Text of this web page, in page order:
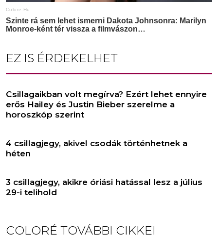
EZ IS ÉRDEKELHET
Csillagaikban volt megírva? Ezért lehet ennyire
erős Hailey és Justin Bieber szerelme a
horoszkóp szerint
4 csillagjegy, akivel csodák történhetnek a
héten
3 csillagjegy, akikre óriási hatással lesz a július
29-i telihold
COLORÉ TOVÁBBI CIKKEI